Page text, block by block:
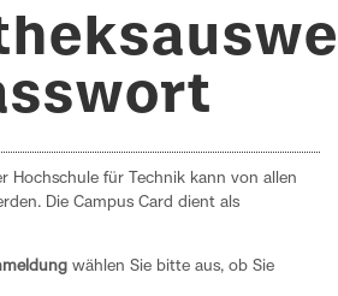
Hochschule für Technik kann von allen
Die Campus Card dient als
wählen Sie bitte aus, ob Sie